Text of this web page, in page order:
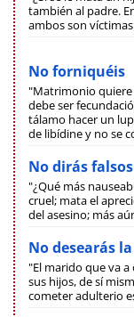
también al padre.
ambos son
No forniquéis
"Matrimonio quiere
debe ser
tálamo hacer un
de libídine y no se
No dirás
"¿Qué más
cruel; mata el
del asesino; más
No desearás
"El marido que va
sus hijos, de sí
cometer adulterio